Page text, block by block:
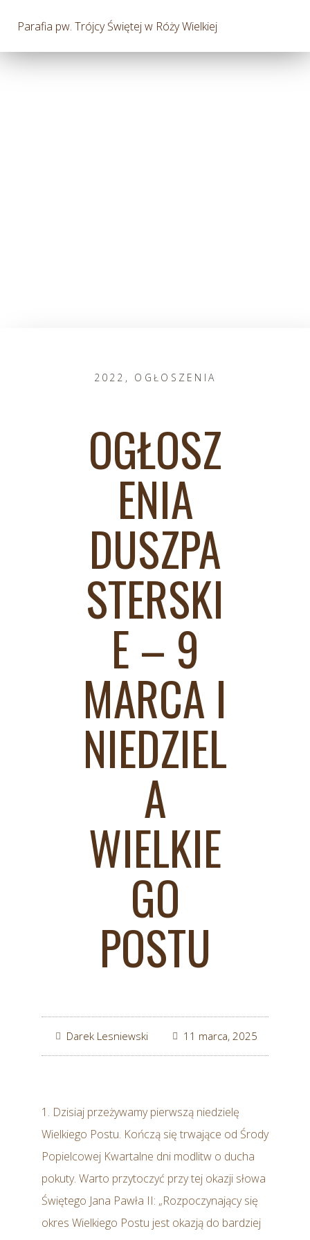
Parafia pw. Trójcy Świętej w Róży Wielkiej
2022 , OGŁOSZENIA
OGŁOSZ
ENIA
DUSZPA
STERSKI
E – 9
MARCA I
NIEDZIEL
A
WIELKIE
GO
POSTU
Darek Lesniewski 11 marca, 2025
1. Dzisiaj przeżywamy pierwszą niedzielę
Wielkiego Postu. Kończą się trwające od Środy
Popielcowej Kwartalne dni modlitw o ducha
pokuty. Warto przytoczyć przy tej okazji słowa
Świętego Jana Pawła II: „Rozpoczynający się
okres Wielkiego Postu jest okazją do bardziej